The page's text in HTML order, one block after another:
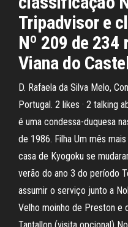
Tripadvisor e
Nº 209 de 234
Viana do
D. Rafaela da Silva Melo,
Portugal. 2 likes · 2 talking
é uma condessa-duquesa
de 1986. Filha Um mês
casa de Kyogoku se
verão do ano 3 do período
assumir o serviço junto a
Velho moinho de Preston e